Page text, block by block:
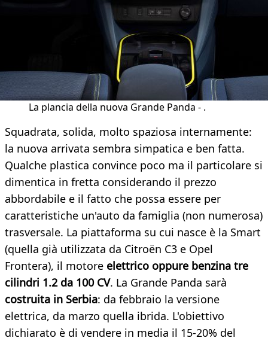
La plancia della nuova Grande Panda - .
Squadrata, solida, molto spaziosa internamente:
la nuova arrivata sembra simpatica e ben fatta.
Qualche plastica convince poco ma il particolare si
dimentica in fretta considerando il prezzo
abbordabile e il fatto che possa essere per
caratteristiche un'auto da famiglia (non numerosa)
trasversale. La piattaforma su cui nasce è la Smart
(quella già utilizzata da Citroën C3 e Opel
Frontera), il motore elettrico oppure benzina tre
cilindri 1.2 da 100 CV. La Grande Panda sarà
costruita in Serbia: da febbraio la versione
elettrica, da marzo quella ibrida. L'obiettivo
dichiarato è di vendere in media il 15-20% del